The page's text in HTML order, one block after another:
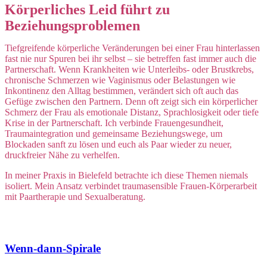
Körperliches Leid führt zu
Beziehungsproblemen
Tiefgreifende körperliche Veränderungen bei einer Frau hinterlassen
fast nie nur Spuren bei ihr selbst – sie betreffen fast immer auch die
Partnerschaft. Wenn Krankheiten wie Unterleibs- oder Brustkrebs,
chronische Schmerzen wie Vaginismus oder Belastungen wie
Inkontinenz den Alltag bestimmen, verändert sich oft auch das
Gefüge zwischen den Partnern. Denn oft zeigt sich ein körperlicher
Schmerz der Frau als emotionale Distanz, Sprachlosigkeit oder tiefe
Krise in der Partnerschaft. Ich verbinde Frauengesundheit,
Traumaintegration und gemeinsame Beziehungswege, um
Blockaden sanft zu lösen und euch als Paar wieder zu neuer,
druckfreier Nähe zu verhelfen.
In meiner Praxis in Bielefeld betrachte ich diese Themen niemals
isoliert. Mein Ansatz verbindet traumasensible Frauen-Körperarbeit
mit Paartherapie und Sexualberatung.
Wenn-dann-Spirale